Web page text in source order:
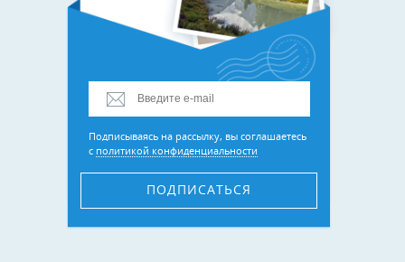
Подписываясь на рассылку, вы соглашаетесь
с политикой конфиденциальности
ПОДПИСАТЬСЯ